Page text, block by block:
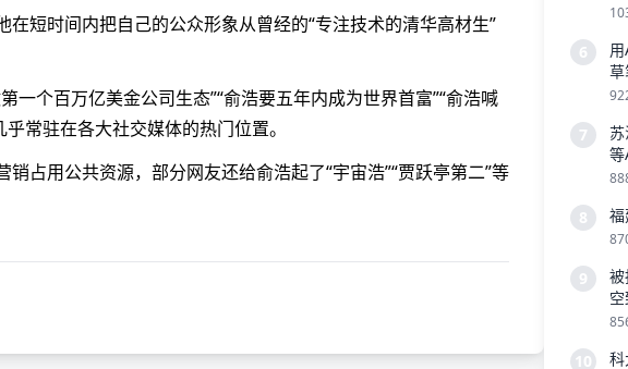
短时间内把自己的公众形象从曾经的“专注技术的清华高材生”
一个百万亿美金公司生态”“俞浩要五年内成为世界首富”“俞浩喊
常驻在各大社交媒体的热门位置。
占用公共资源，部分网友还给俞浩起了“宇宙浩”“贾跃亭第二”等
6
用
草
7
苏
8 福
9
10 科